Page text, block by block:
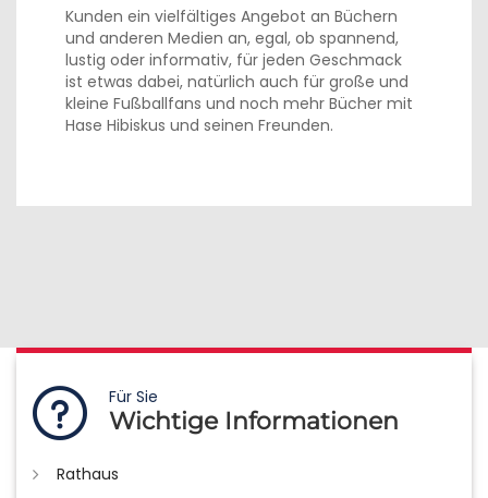
Kunden ein vielfältiges Angebot an Büchern
und anderen Medien an, egal, ob spannend,
lustig oder informativ, für jeden Geschmack
ist etwas dabei, natürlich auch für große und
kleine Fußballfans und noch mehr Bücher mit
Hase Hibiskus und seinen Freunden.
Für Sie
Wichtige Informationen
Rathaus